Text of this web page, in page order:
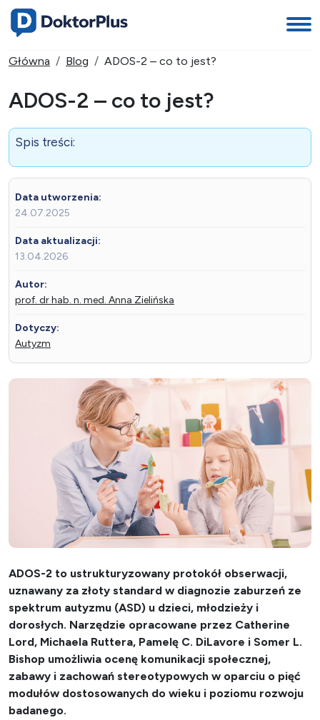
Główna Blog ADOS-2 – co to jest?
ADOS-2 – co to jest?
Spis treści:
Data utworzenia:
24.07.2025
Data aktualizacji:
13.04.2026
Autor:
prof. dr hab. n. med. Anna Zielińska
Dotyczy:
Autyzm
ADOS-2 to ustrukturyzowany protokół obserwacji,
uznawany za złoty standard w diagnozie zaburzeń ze
spektrum autyzmu (ASD) u dzieci, młodzieży i
dorosłych. Narzędzie opracowane przez Catherine
Lord, Michaela Ruttera, Pamelę C. DiLavore i Somer L.
Bishop umożliwia ocenę komunikacji społecznej,
zabawy i zachowań stereotypowych w oparciu o pięć
modułów dostosowanych do wieku i poziomu rozwoju
badanego.